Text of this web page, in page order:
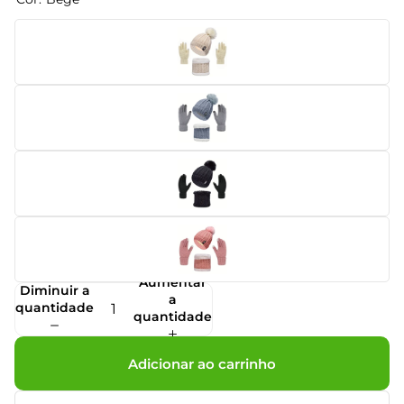
Diminuir a
quantidade
Aumentar
a
quantidade
Adicionar ao carrinho